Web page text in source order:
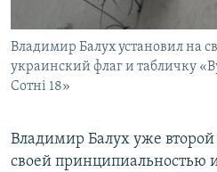
Владимир Балух установил на
украинский флаг и табличку
Сотні 18»
Владимир Балух уже второй
своей принципиальностью